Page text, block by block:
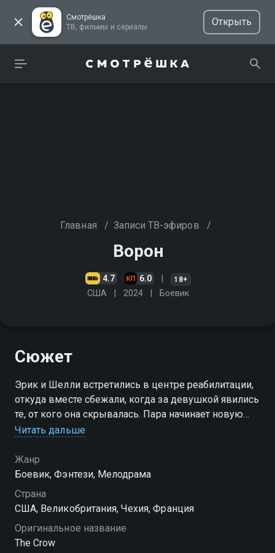
Смотрёшка
ТВ, фильмы и сериалы
Открыть
Главная / Записи ТВ-эфиров /
Ворон
4.7 6.0 18+
США 2024 Боевик
Сюжет
Эрик и Шелли встретились в центре реабилитации,
откуда вместе сбежали, когда за девушкой явились
те, от кого она скрывалась. Пара начинает новую
главу и впервые за долгое время чувствует
влиятельного злодея убивают обоих. Погибший в
страданиях парень получает второй шанс и
возвращается в мир живых с единственным
намерением — покарать виновных в гибели его
возлюбленной. Воскресший герой не остановится,
пока не восстановит справедливость и не заставит
ответить каждого, кто разрушил их общее будущее.
Читать дальше
Жанр
Боевик, Фэнтези, Мелодрама
Страна
США, Великобритания, Чехия, Франция
Оригинальное название
The Crow